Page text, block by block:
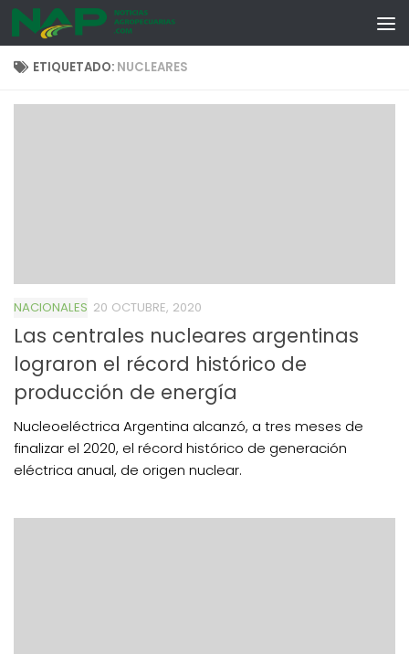
Skip to content
ETIQUETADO: NUCLEARES
NACIONALES 20 OCTUBRE, 2020
Las centrales nucleares argentinas
lograron el récord histórico de
producción de energía
Nucleoeléctrica Argentina alcanzó, a tres meses de
finalizar el 2020, el récord histórico de generación
eléctrica anual, de origen nuclear.